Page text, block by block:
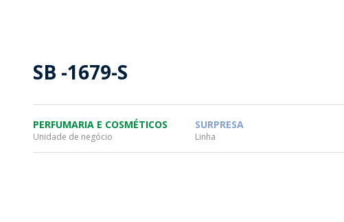
MYWHEATON3D
SB -1679-S
PERFUMARIA E COSMÉTICOS
Unidade de negócio
SURPRESA
Linha